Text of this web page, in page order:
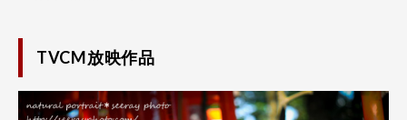
TVCM放映作品